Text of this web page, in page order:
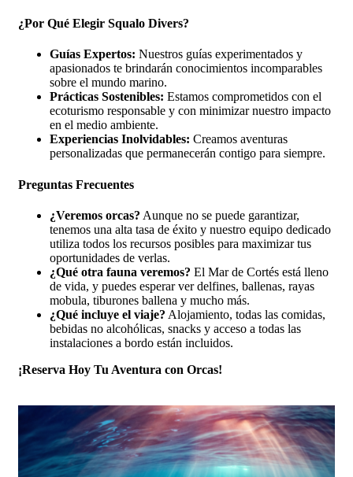
¿Por Qué Elegir Squalo Divers?
Guías Expertos: Nuestros guías experimentados y
apasionados te brindarán conocimientos incomparables
sobre el mundo marino.
Prácticas Sostenibles: Estamos comprometidos con el
ecoturismo responsable y con minimizar nuestro impacto
en el medio ambiente.
Experiencias Inolvidables: Creamos aventuras
personalizadas que permanecerán contigo para siempre.
Preguntas Frecuentes
¿Veremos orcas? Aunque no se puede garantizar,
tenemos una alta tasa de éxito y nuestro equipo dedicado
utiliza todos los recursos posibles para maximizar tus
oportunidades de verlas.
¿Qué otra fauna veremos? El Mar de Cortés está lleno
de vida, y puedes esperar ver delfines, ballenas, rayas
mobula, tiburones ballena y mucho más.
¿Qué incluye el viaje? Alojamiento, todas las comidas,
bebidas no alcohólicas, snacks y acceso a todas las
instalaciones a bordo están incluidos.
¡Reserva Hoy Tu Aventura con Orcas!